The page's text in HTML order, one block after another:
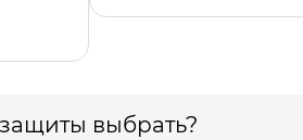
выбрать?